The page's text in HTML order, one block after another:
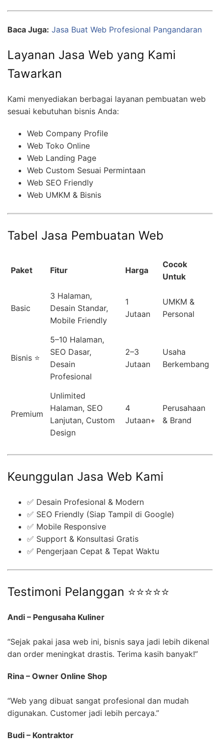
Baca Juga: Jasa Buat Web Profesional Pangandaran
Layanan Jasa Web yang Kami
Tawarkan
Kami menyediakan berbagai layanan pembuatan web
sesuai kebutuhan bisnis Anda:
Web Company Profile
Web Toko Online
Web Landing Page
Web Custom Sesuai Permintaan
Web SEO Friendly
Web UMKM & Bisnis
Tabel Jasa Pembuatan Web
Paket Fitur Harga
Cocok
Untuk
Basic
3 Halaman,
Desain Standar,
Mobile Friendly
1
Jutaan
UMKM &
Personal
Bisnis ⭐
5–10 Halaman,
SEO Dasar,
Desain
Profesional
2–3
Jutaan
Usaha
Berkembang
Premium
Unlimited
Halaman, SEO
Lanjutan, Custom
Design
4
Jutaan+
Perusahaan
& Brand
Keunggulan Jasa Web Kami
✅ Desain Profesional & Modern
✅ SEO Friendly (Siap Tampil di Google)
✅ Mobile Responsive
✅ Support & Konsultasi Gratis
✅ Pengerjaan Cepat & Tepat Waktu
Testimoni Pelanggan ⭐⭐⭐⭐⭐
Andi – Pengusaha Kuliner
“Sejak pakai jasa web ini, bisnis saya jadi lebih dikenal
dan order meningkat drastis. Terima kasih banyak!”
Rina – Owner Online Shop
“Web yang dibuat sangat profesional dan mudah
digunakan. Customer jadi lebih percaya.”
Budi – Kontraktor